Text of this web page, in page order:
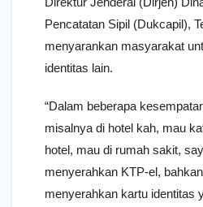
Pencatatan Sipil (Dukcapil),
menyarankan masyarakat
identitas lain.
“Dalam beberapa
misalnya di hotel kah, mau
hotel, mau di rumah sakit,
menyerahkan KTP-el,
menyerahkan kartu identitas